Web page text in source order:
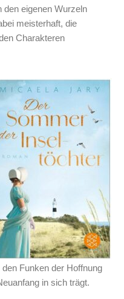
den eigenen Wurzeln
meisterhaft, die
Charakteren
Funken der Hoffnung
in sich trägt.